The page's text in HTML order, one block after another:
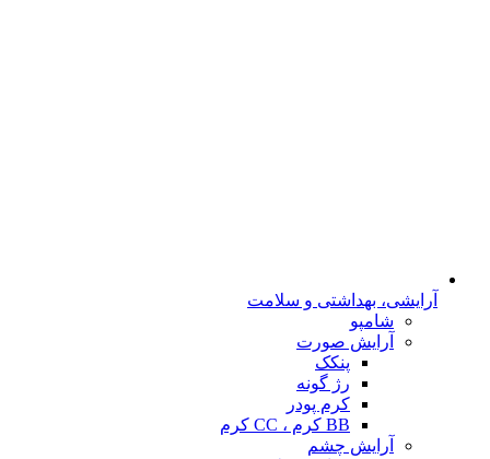
آرایشی، بهداشتی و سلامت
شامپو
آرایش صورت
پنکک
رژ گونه
کرم پودر
BB کرم ، CC کرم
آرایش چشم